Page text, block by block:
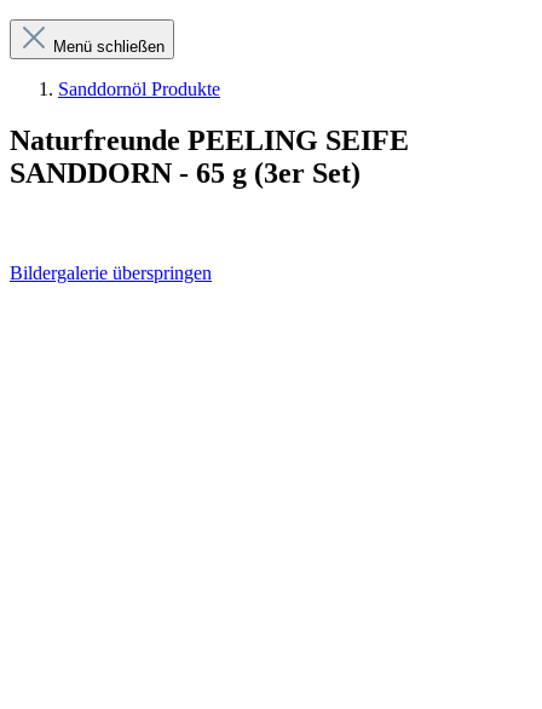
Menü schließen
Sanddornöl Produkte
Naturfreunde PEELING SEIFE
SANDDORN - 65 g (3er Set)
Bildergalerie überspringen